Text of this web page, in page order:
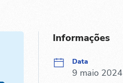
Informações
Data
9 maio 2024